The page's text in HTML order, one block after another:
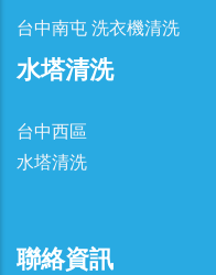
台中南屯 洗衣機清洗
水塔清洗
台中西區
水塔清洗
聯絡資訊